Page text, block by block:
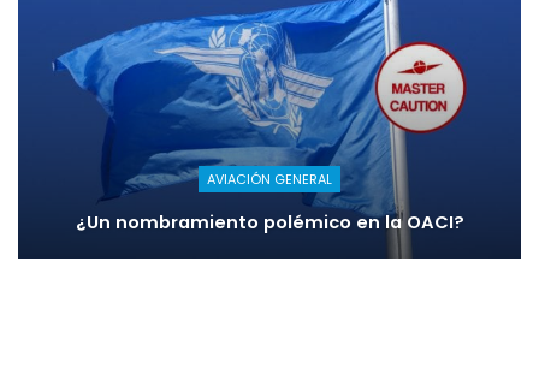
AVIACIÓN GENERAL
¿Un nombramiento polémico en la OACI?